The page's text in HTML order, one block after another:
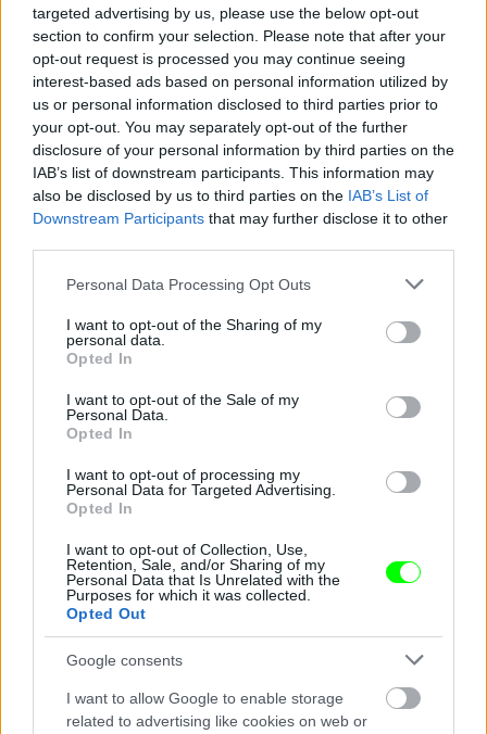
targeted advertising by us, please use the below opt-out
section to confirm your selection. Please note that after your
opt-out request is processed you may continue seeing
interest-based ads based on personal information utilized by
us or personal information disclosed to third parties prior to
your opt-out. You may separately opt-out of the further
disclosure of your personal information by third parties on the
IAB’s list of downstream participants. This information may
also be disclosed by us to third parties on the IAB’s List of
Downstream Participants that may further disclose it to other
Please note that this website/app uses one or more Google
not limited to your visit or usage behaviour. You may click to
grant or deny consent to Google and its third-party tags to
use your data for below specified purposes in below Google
consent section.
Personal Data Processing Opt Outs
I want to opt-out of the Sharing of my
personal data.
Opted In
I want to opt-out of the Sale of my
Personal Data.
Opted In
I want to opt-out of processing my
Personal Data for Targeted Advertising.
Opted In
I want to opt-out of Collection, Use,
Retention, Sale, and/or Sharing of my
Personal Data that Is Unrelated with the
Purposes for which it was collected.
Opted Out
Google consents
I want to allow Google to enable storage
related to advertising like cookies on web or
Ez úgy egyébként egy Dodge, de az énekesnő
kalákamunkában kidekorálta.
Fotó: TheImageDirect.com / Northfoto #10
Jön még kép!
Házi készítésű BLM-szlogenek Billie Eilish kocsiján.
Fotó: TheImageDirect.com / Northfoto